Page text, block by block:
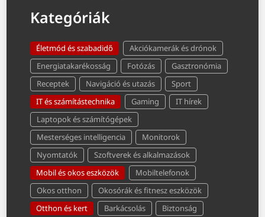
Kategóriák
Életmód és szabadidő
Akciókamerák és drónok
Energiatakarékosság
Fotózás
Gasztronómia
Receptek
Navigáció és utazás
Sport
IT és számítástechnika
Gaming
IT hírek
Laptopok és számítógépek
Mesterséges intelligencia
Monitorok
Nyomtatók
Szoftverek és alkalmazások
Mobil és okos eszközök
Mobiltelefonok
Okos otthon
Okosórák és fitnesz eszközök
Otthon és kert
Barkácsolás
Biztonság